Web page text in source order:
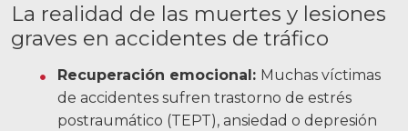
La realidad de las muertes y lesiones
graves en accidentes de tráfico
Recuperación emocional: Muchas víctimas
de accidentes sufren trastorno de estrés
postraumático (TEPT), ansiedad o depresión